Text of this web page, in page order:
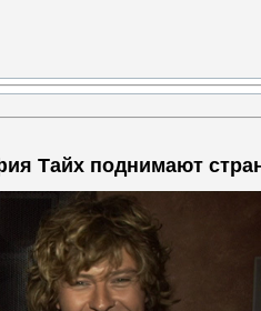
Тайх поднимают